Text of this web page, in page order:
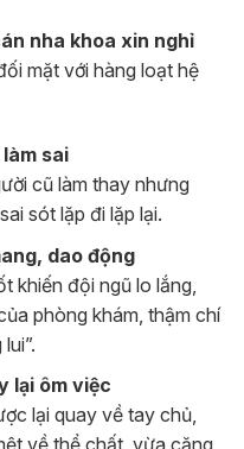
nha khoa xin nghỉ
mặt với hàng loạt hệ
sai
cũ làm thay nhưng
sót lặp đi lặp lại.
dao động
khiến đội ngũ lo lắng,
phòng khám, thậm chí
lại ôm việc
lại quay về tay chủ,